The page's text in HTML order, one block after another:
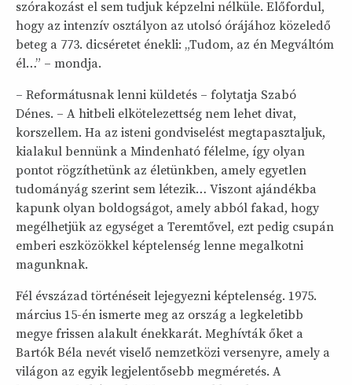
szórakozást el sem tudjuk képzelni nélküle. Előfordul,
hogy az intenzív osztályon az utolsó órájához közeledő
beteg a 773. dicséretet énekli: „Tudom, az én Megváltóm
él…” – mondja.
– Reformátusnak lenni küldetés – folytatja Szabó
Dénes. – A hitbeli elkötelezettség nem lehet divat,
korszellem. Ha az isteni gondviselést megtapasztaljuk,
kialakul bennünk a Mindenható félelme, így olyan
pontot rögzíthetünk az életünkben, amely egyetlen
tudományág szerint sem létezik… Viszont ajándékba
kapunk olyan boldogságot, amely abból fakad, hogy
megélhetjük az egységet a Teremtővel, ezt pedig csupán
emberi eszközökkel képtelenség lenne megalkotni
magunknak.
Fél évszázad történéseit lejegyezni képtelenség. 1975.
március 15-én ismerte meg az ország a legkeletibb
megye frissen alakult énekkarát. Meghívták őket a
Bartók Béla nevét viselő nemzetközi versenyre, amely a
világon az egyik legjelentősebb megméretés. A